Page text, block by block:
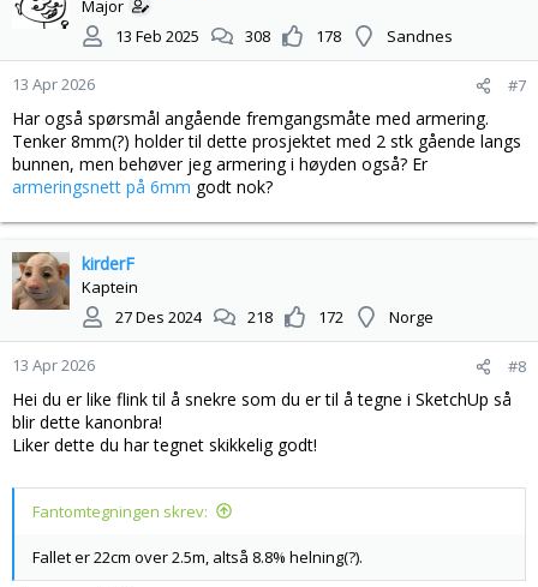
n
e
r
:
Major
13 Feb 2025
308 178 Sandnes
13 Apr 2026 #7
Har også spørsmål angående fremgangsmåte med armering.
Tenker 8mm(?) holder til dette prosjektet med 2 stk gående langs
bunnen, men behøver jeg armering i høyden også? Er
armeringsnett på 6mm godt nok?
kirderF
Kaptein
27 Des 2024
218 172 Norge
13 Apr 2026 #8
Hei du er like flink til å snekre som du er til å tegne i SketchUp så
blir dette kanonbra!
Liker dette du har tegnet skikkelig godt!
Fantomtegningen skrev:
Fallet er 22cm over 2.5m, altså 8.8% helning(?).